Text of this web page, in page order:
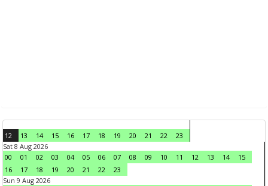
12 13 14 15 16 17 18 19 20 21 22
23
Sat 8 Aug 2026
00
01 02 03 04 05 06 07 08 09 10 11 12 13 14
15
16
17 18 19 20 21 22
23
Sun 9 Aug 2026